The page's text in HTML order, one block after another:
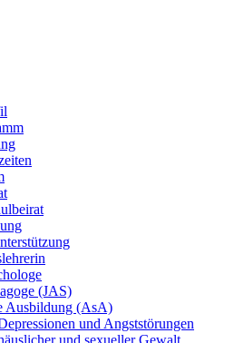
(JAS)
Ausbildung (AsA)
und Angststörungen
und sexueller Gewalt